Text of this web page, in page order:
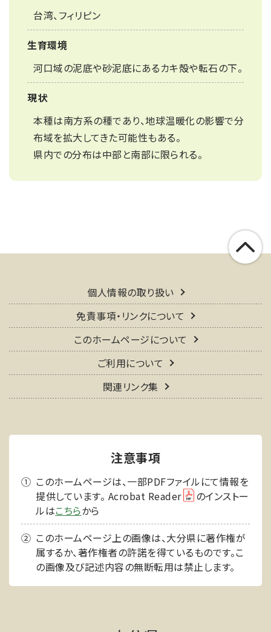
台湾、フィリピン
生育環境
河口域の泥底や砂泥底にあるカキ殻や転石の下。
現状
本種は南方系の種であり、地球温暖化の影響で分
布域を拡大してきた可能性もある。
県内での分布は中部と南部に限られる。
個人情報の取り扱い
免責事項・リンクについて
このホームページについて
ご利用について
関連リンク集
注意事項
このホームページは、一部PDFファイルにて情報を
提供しています。 Acrobat Reader
のインストー
ルはこちらから
このホームページ上の画像は、大分県に著作権が
属するか、著作権者の許諾を得ているものです。こ
の画像及び記述内容の無断転用は禁止します。